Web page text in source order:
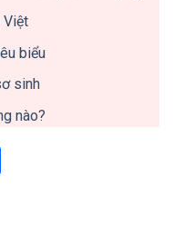
Việt
biểu
sinh
nào?